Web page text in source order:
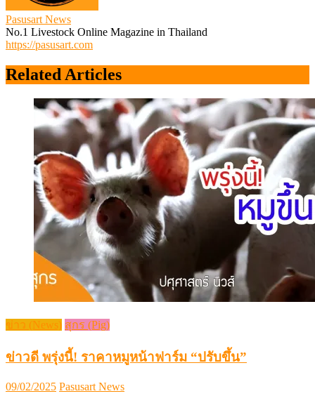
Pasusart News
No.1 Livestock Online Magazine in Thailand
https://pasusart.com
Related Articles
ข่าว (News) สุกร (Pig)
ข่าวดี พรุ่งนี้! ราคาหมูหน้าฟาร์ม “ปรับขึ้น”
Posted
09/02/2025 Author
Pasusart News